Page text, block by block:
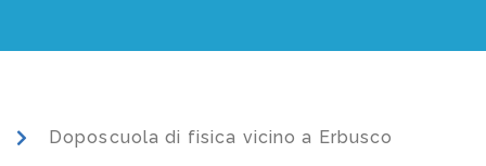
Doposcuola di fisica vicino a Erbusco